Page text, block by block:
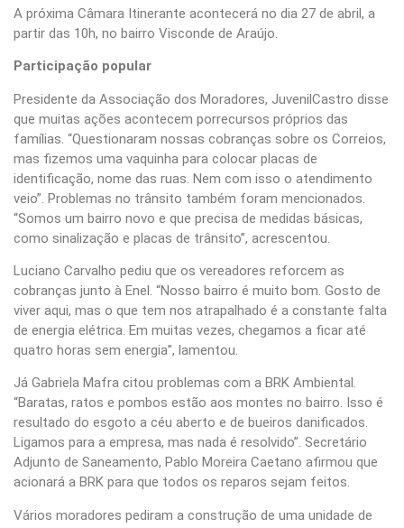
A próxima Câmara Itinerante acontecerá no dia 27 de abril, a
partir das 10h, no bairro Visconde de Araújo.
Participação popular
Presidente da Associação dos Moradores, JuvenilCastro disse
que muitas ações acontecem porrecursos próprios das
famílias. “Questionaram nossas cobranças sobre os Correios,
mas fizemos uma vaquinha para colocar placas de
identificação, nome das ruas. Nem com isso o atendimento
veio”. Problemas no trânsito também foram mencionados.
“Somos um bairro novo e que precisa de medidas básicas,
como sinalização e placas de trânsito”, acrescentou.
Luciano Carvalho pediu que os vereadores reforcem as
cobranças junto à Enel. “Nosso bairro é muito bom. Gosto de
viver aqui, mas o que tem nos atrapalhado é a constante falta
de energia elétrica. Em muitas vezes, chegamos a ficar até
quatro horas sem energia”, lamentou.
Já Gabriela Mafra citou problemas com a BRK Ambiental.
“Baratas, ratos e pombos estão aos montes no bairro. Isso é
resultado do esgoto a céu aberto e de bueiros danificados.
Ligamos para a empresa, mas nada é resolvido”. Secretário
Adjunto de Saneamento, Pablo Moreira Caetano afirmou que
acionará a BRK para que todos os reparos sejam feitos.
Vários moradores pediram a construção de uma unidade de